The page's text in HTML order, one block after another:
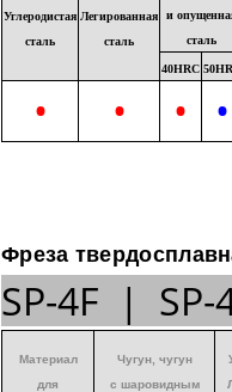
Углеродистая
сталь
Легированная
сталь
и
сталь
40HRС
• • • •
Фреза
SP-4F | SP-
Материал
для
Чугун, чугун
с шаровидным